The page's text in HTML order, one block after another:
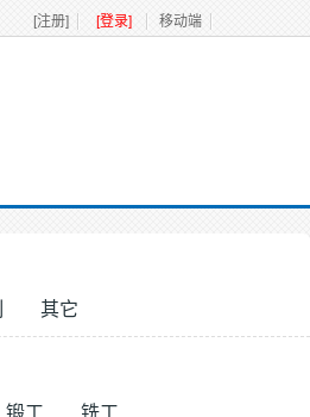
[注册] [登录] 移动端
其它
锻工 铣工